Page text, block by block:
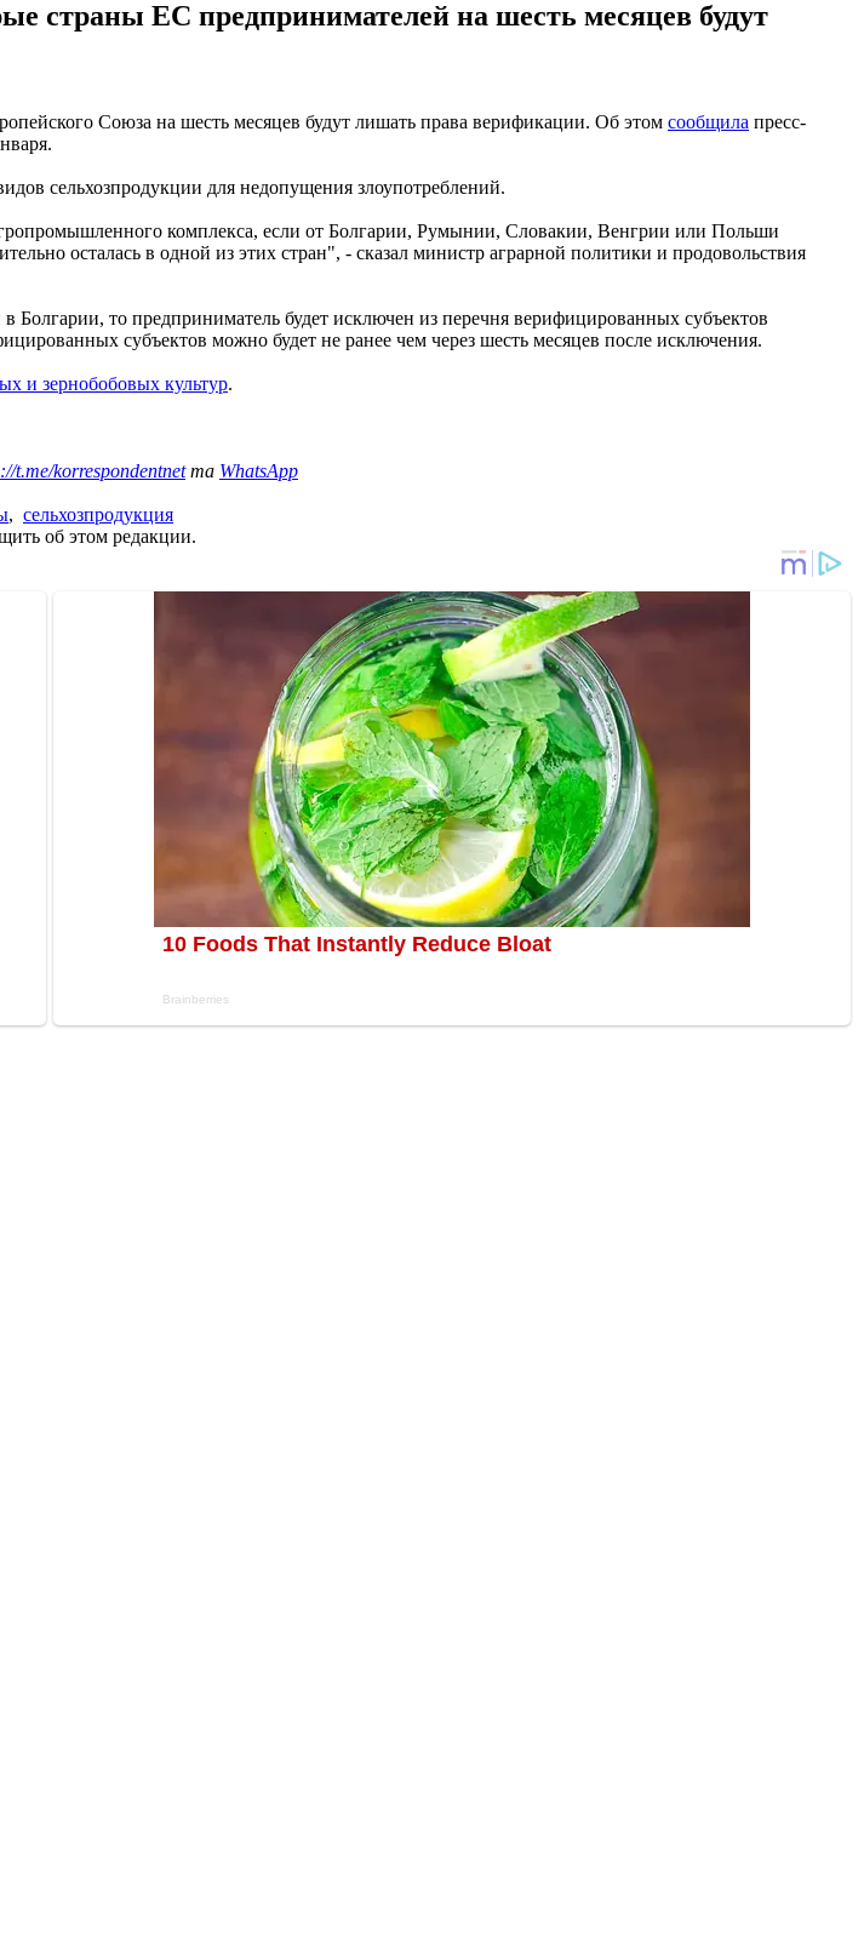
страны ЕС предпринимателей на шесть месяцев будут
Союза на шесть месяцев будут лишать права верификации. Об этом сообщила пресс-
сельхозпродукции для недопущения злоупотреблений.
комплекса, если от Болгарии, Румынии, Словакии, Венгрии или Польши
осталась в одной из этих стран", - сказал министр аграрной политики и продовольствия
то предприниматель будет исключен из перечня верифицированных субъектов
субъектов можно будет не ранее чем через шесть месяцев после исключения.
и зернобобовых культур.
t.me/korrespondentnetта WhatsApp
, сельхозпродукция
об этом редакции.